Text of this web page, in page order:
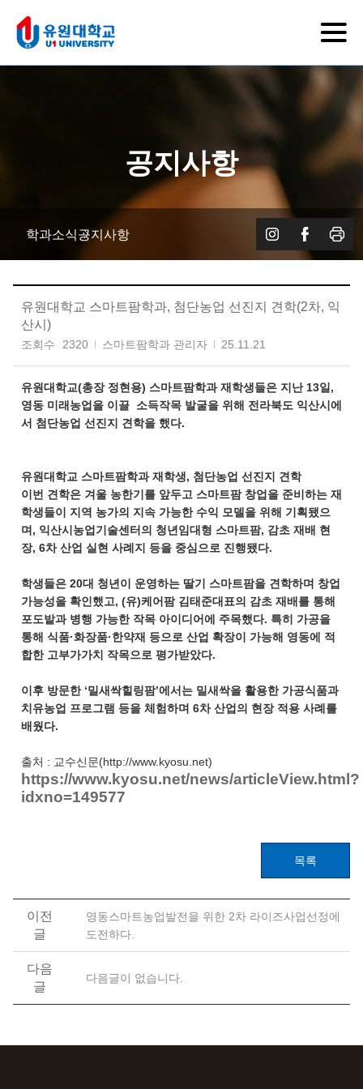
공지사항
학과소식공지사항
유원대학교 스마트팜학과, 첨단농업 선진지 견학(2차, 익
산시)
조회수 2320 스마트팜학과 관리자 25.11.21
유원대학교(총장 정현용) 스마트팜학과 재학생들은 지난 13일,
영동 미래농업을 이끌 소득작목 발굴을 위해 전라북도 익산시에
서 첨단농업 선진지 견학을 했다.
유원대학교 스마트팜학과 재학생, 첨단농업 선진지 견학
이번 견학은 겨울 농한기를 앞두고 스마트팜 창업을 준비하는 재
학생들이 지역 농가의 지속 가능한 수익 모델을 위해 기획됐으
며, 익산시농업기술센터의 청년임대형 스마트팜, 감초 재배 현
장, 6차 산업 실현 사례지 등을 중심으로 진행됐다.
학생들은 20대 청년이 운영하는 딸기 스마트팜을 견학하며 창업
가능성을 확인했고, (유)케어팜 김태준대표의 감초 재배를 통해
포도밭과 병행 가능한 작목 아이디어에 주목했다. 특히 가공을
통해 식품·화장품·한약재 등으로 산업 확장이 가능해 영동에 적
합한 고부가가치 작목으로 평가받았다.
이후 방문한 ‘밀새싹힐링팜’에서는 밀새싹을 활용한 가공식품과
치유농업 프로그램 등을 체험하며 6차 산업의 현장 적용 사례를
배웠다.
출처 : 교수신문(http://www.kyosu.net)
https://www.kyosu.net/news/articleView.html?
idxno=149577
목록
이전
글
영동스마트농업발전을 위한 2차 라이즈사업선정에
도전하다.
다음
글
다음글이 없습니다.